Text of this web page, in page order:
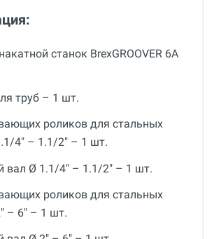
станок BrexGROOVER 6А
труб – 1 шт.
роликов для стальных
4" – 1.1/2" – 1 шт.
вал Ø 1.1/4" – 1.1/2" – 1 шт.
роликов для стальных
– 6" – 1 шт.